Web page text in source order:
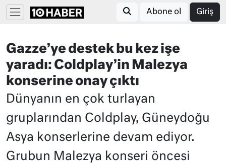
Abone ol Giriş
Gazze’ye destek bu kez işe
yaradı: Coldplay’in Malezya
konserine onay çıktı
Dünyanın en çok turlayan
gruplarından Coldplay, Güneydoğu
Asya konserlerine devam ediyor.
Grubun Malezya konseri öncesi